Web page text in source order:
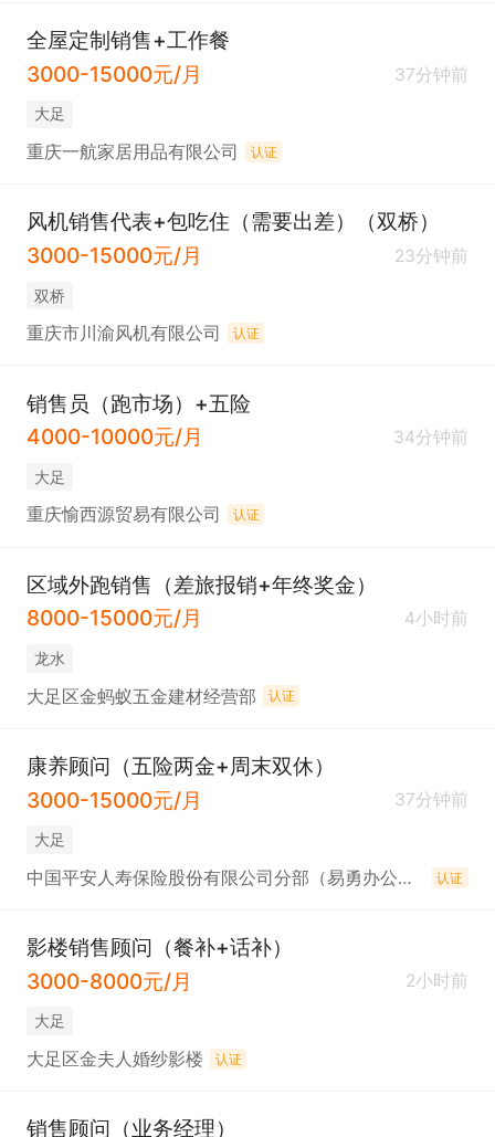
全屋定制销售+工作餐
3000-15000元/月
37分钟前
大足
重庆一航家居用品有限公司 认证
风机销售代表+包吃住（需要出差）（双桥）
3000-15000元/月
23分钟前
双桥
重庆市川渝风机有限公司 认证
销售员（跑市场）+五险
4000-10000元/月
34分钟前
大足
重庆愉西源贸易有限公司 认证
区域外跑销售（差旅报销+年终奖金）
8000-15000元/月
4小时前
龙水
大足区金蚂蚁五金建材经营部 认证
康养顾问（五险两金+周末双休）
3000-15000元/月
37分钟前
大足
中国平安人寿保险股份有限公司分部（易勇办公室） 认证
影楼销售顾问（餐补+话补）
3000-8000元/月
2小时前
大足
大足区金夫人婚纱影楼 认证
销售顾问（业务经理）